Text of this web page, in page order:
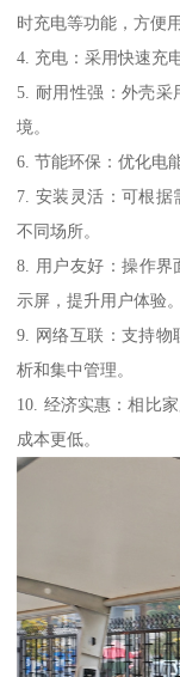
时充电等功能，方便
4. 充电：采用快速充
5. 耐用性强：外壳
境。
6. 节能环保：优化电
7. 安装灵活：可根
不同场所。
8. 用户友好：操作界
示屏，提升用户体验。
9. 网络互联：支持物
析和集中管理。
10. 经济实惠：相比
成本更低。